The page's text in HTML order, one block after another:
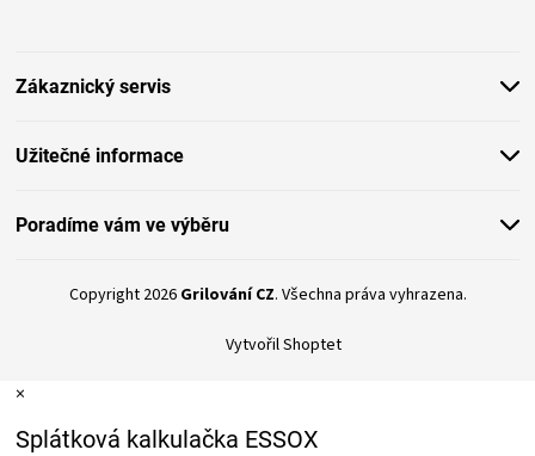
Zákaznický servis
Užitečné informace
Poradíme vám ve výběru
Vytvořil Shoptet
Copyright 2026 Grilování CZ. Všechna práva vyhrazena.
×
Splátková kalkulačka ESSOX